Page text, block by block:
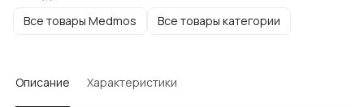
Все товары Medmos Все товары категории
Описание Характеристики